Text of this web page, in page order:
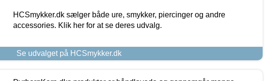
HCSmykker.dk sælger både ure, smykker, piercinger og andre
accessories. Klik her for at se deres udvalg.
Se udvalget på HCSmykker.dk